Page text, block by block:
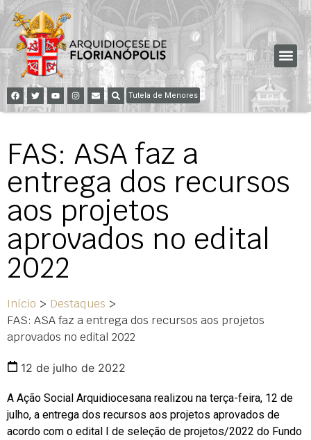
Tutela de Menores
FAS: ASA faz a
entrega dos recursos
aos projetos
aprovados no edital
2022
Início > Destaques >
FAS: ASA faz a entrega dos recursos aos projetos
aprovados no edital 2022
12 de julho de 2022
A Ação Social Arquidiocesana realizou na terça-feira, 12 de
julho, a entrega dos recursos aos projetos aprovados de
acordo com o edital I de seleção de projetos/2022 do Fundo